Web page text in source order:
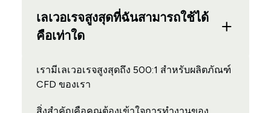
เลเวอเรจสูงสุดที่ฉันสามารถใช้ได้
คือเท่าใด
เรามีเลเวอเรจสูงสุดถึง 500:1 สำหรับผลิตภัณฑ์
CFD ของเรา